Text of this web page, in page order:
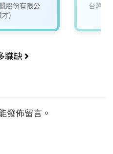
股份有限公
才)
台灣知
職缺
發佈留言。